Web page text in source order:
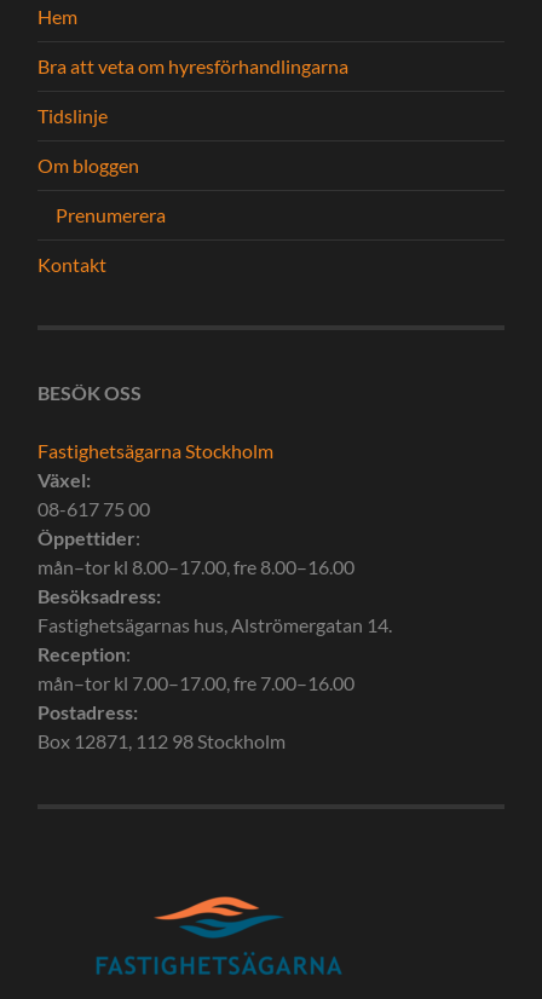
Hem
Bra att veta om hyresförhandlingarna
Tidslinje
Om bloggen
Prenumerera
Kontakt
BESÖK OSS
Fastighetsägarna Stockholm
Växel:
08-617 75 00
Öppettider:
mån–tor kl 8.00–17.00, fre 8.00–16.00
Besöksadress:
Fastighetsägarnas hus, Alströmergatan 14.
Reception:
mån–tor kl 7.00–17.00, fre 7.00–16.00
Postadress:
Box 12871, 112 98 Stockholm